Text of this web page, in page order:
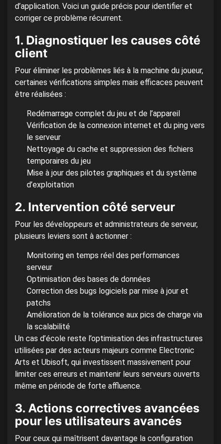
d’application. Voici un guide précis pour identifier et
corriger ce problème récurrent.
1. Diagnostiquer les causes côté
client
Pour éliminer les problèmes liés à la machine du joueur,
certaines vérifications simples mais efficaces peuvent
être réalisées :
Redémarrage complet du jeu et de l’appareil
Vérification de la connexion internet et du ping vers
le serveur
Nettoyage du cache et suppression des fichiers
temporaires du jeu
Mise à jour des pilotes graphiques et du système
d’exploitation
2. Intervention côté serveur
Pour les développeurs et administrateurs de serveur,
plusieurs leviers sont à actionner :
Monitoring en temps réel des performances
serveur
Optimisation des bases de données
Correction des bugs logiciels par mise à jour et
patchs
Amélioration de la tolérance aux pics de charge via
la scalabilité
Un cas d’école reste l’optimisation des infrastructures
utilisées par des acteurs majeurs comme Electronic
Arts et Ubisoft, qui investissent massivement pour
limiter ces erreurs et maintenir leurs serveurs ouverts
même en période de forte affluence.
3. Actions correctives avancées
pour les utilisateurs avancés
Pour ceux qui maîtrisent davantage la configuration